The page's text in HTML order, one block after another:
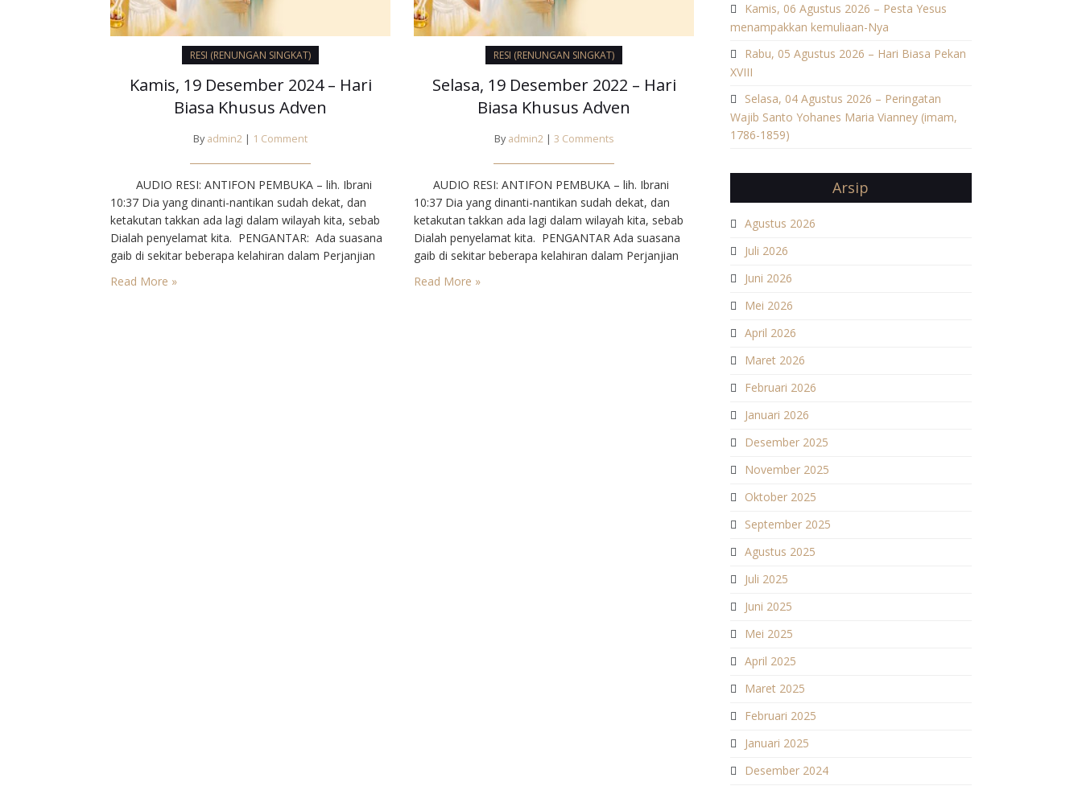
RESI (RENUNGAN SINGKAT)
Kamis, 19 Desember 2024 – Hari
Biasa Khusus Adven
By admin2 | 1 Comment
AUDIO RESI: ANTIFON PEMBUKA – lih. Ibrani
10:37⁣ Dia yang dinanti-nantikan sudah dekat, dan
ketakutan takkan ada lagi dalam wilayah kita, sebab
Dialah penyelamat kita. ⁣⁣ PENGANTAR⁣: Ada suasana
gaib di sekitar beberapa kelahiran dalam Perjanjian
Lama Kita teringat akan kelahiran Ishak, Samuel, dan
beberapa tokoh lain. Kelahiran Simson merupakan
Read More »
RESI (RENUNGAN SINGKAT)
Selasa, 19 Desember 2022 – Hari
Biasa Khusus Adven
By admin2 | 3 Comments
AUDIO RESI: ANTIFON PEMBUKA – lih. Ibrani
10:37⁣ Dia yang dinanti-nantikan sudah dekat, dan
ketakutan takkan ada lagi dalam wilayah kita, sebab
Dialah penyelamat kita. ⁣⁣ PENGANTAR⁣ Ada suasana
gaib di sekitar beberapa kelahiran dalam Perjanjian
Lama Kita teringat akan kelahiran Ishak, Samuel, dan
beberapa tokoh lain. Kelahiran Simson merupakan
Read More »
Kamis, 06 Agustus 2026 – Pesta Yesus
menampakkan kemuliaan-Nya
Rabu, 05 Agustus 2026 – Hari Biasa Pekan
XVIII
Selasa, 04 Agustus 2026 – Peringatan
Wajib Santo Yohanes Maria Vianney (imam,
1786-1859)
Arsip
Agustus 2026
Juli 2026
Juni 2026
Mei 2026
April 2026
Maret 2026
Februari 2026
Januari 2026
Desember 2025
November 2025
Oktober 2025
September 2025
Agustus 2025
Juli 2025
Juni 2025
Mei 2025
April 2025
Maret 2025
Februari 2025
Januari 2025
Desember 2024